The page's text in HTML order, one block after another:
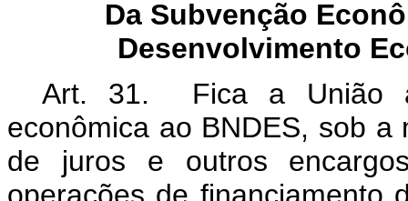
Da Subvenção
Desenvolvimento
Art. 31. Fica a União
econômica ao BNDES, sob a
de juros e outros